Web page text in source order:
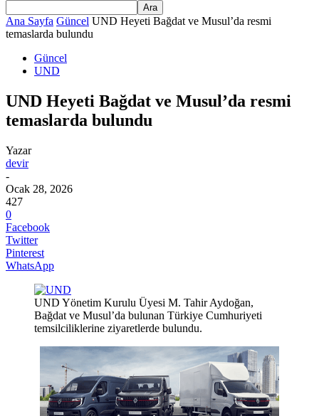
Ana Sayfa Güncel UND Heyeti Bağdat ve Musul’da resmi
temaslarda bulundu
Güncel
UND
UND Heyeti Bağdat ve Musul’da resmi
temaslarda bulundu
Yazar
devir
-
Ocak 28, 2026
427
0
Facebook
Twitter
Pinterest
WhatsApp
UND Yönetim Kurulu Üyesi M. Tahir Aydoğan,
Bağdat ve Musul’da bulunan Türkiye Cumhuriyeti
temsilciliklerine ziyaretlerde bulundu.